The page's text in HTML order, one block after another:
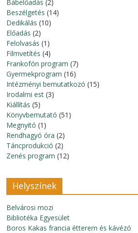
Bábelőadás (2)
Beszélgetés (14)
Dedikálás (10)
Előadás (2)
Felolvasás (1)
Filmvetítés (4)
Frankofón program (7)
Gyermekprogram (16)
Intézményi bemutatkozó (15)
Irodalmi est (3)
Kiállítás (5)
Könyvbemutató (51)
Megnyitó (1)
Rendhagyó óra (2)
Táncprodukció (2)
Zenés program (12)
Helyszínek
Belvárosi mozi
Bibliotéka Egyesület
Boros Kakas francia étterem és kávézó